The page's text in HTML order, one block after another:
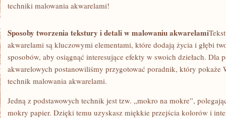
techniki malowania akwarelami!
Sposoby tworzenia tekstury i detali w‍ malowaniu ‌akwarelami
akwarelami ⁤są kluczowymi elementami, które dodają życia i głębi
sposobów, aby osiągnąć interesujące efekty w swoich dziełach. Dla‍
akwarelowych postanowiliśmy⁢ przygotować poradnik, który pokaże
technik malowania akwarelami.
Jedną z podstawowych technik jest‍ tzw. „mokro na mokre”,
mokry papier. Dzięki temu uzyskasz miękkie przejścia kolorów i